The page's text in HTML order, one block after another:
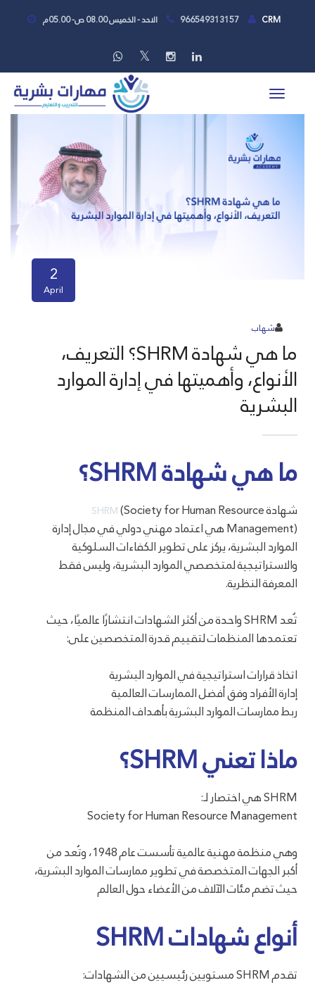
الاحد - الخميس 08.00 ص- 05.00م 966549313157 CRM
2
April
شهاب
ما هي شهادة SHRM؟ التعريف،
الأنواع، وأهميتها في إدارة الموارد
البشرية
ما هي شهادة SHRM؟
شهادة SHRM(Society for Human Resource
Management) هي اعتماد مهني دولي في مجال إدارة
الموارد البشرية، يركز على تطوير الكفاءات السلوكية
والاستراتيجية لمتخصصي الموارد البشرية، وليس فقط
المعرفة النظرية.
تُعد SHRM واحدة من أكثر الشهادات انتشارًا عالميًا، حيث
تعتمدها المنظمات لتقييم قدرة المتخصصين على:
اتخاذ قرارات استراتيجية في الموارد البشرية
إدارة الأفراد وفق أفضل الممارسات العالمية
ربط ممارسات الموارد البشرية بأهداف المنظمة
ماذا تعني SHRM؟
SHRM هي اختصار لـ:
Society for Human Resource Management
وهي منظمة مهنية عالمية تأسست عام 1948، وتُعد من
أكبر الجهات المتخصصة في تطوير ممارسات الموارد البشرية،
حيث تضم مئات الآلاف من الأعضاء حول العالم
أنواع شهادات SHRM
تقدم SHRM مستويين رئيسيين من الشهادات: